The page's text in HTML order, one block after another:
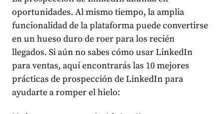
oportunidades. Al mismo tiempo, la amplia
funcionalidad de la plataforma puede convertirse
en un hueso duro de roer para los recién
llegados. Si aún no sabes cómo usar LinkedIn
para ventas, aquí encontrarás las 10 mejores
prácticas de prospección de LinkedIn para
ayudarte a romper el hielo: